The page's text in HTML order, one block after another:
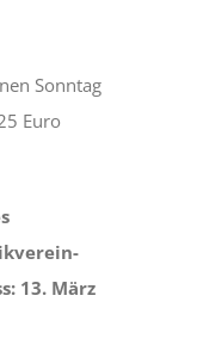
Sonntag
Euro
13. März